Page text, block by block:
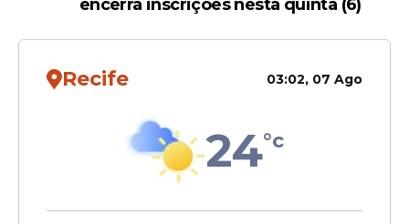
encerra inscrições nesta quinta (6)
Recife 03:02, 07 Ago
24°c